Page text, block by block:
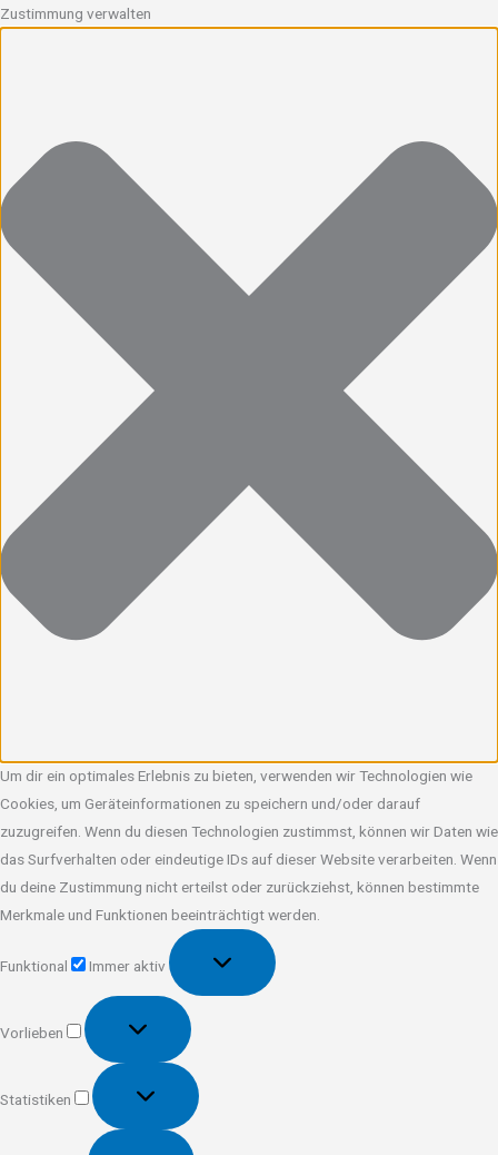
Zustimmung verwalten
Um dir ein optimales Erlebnis zu bieten, verwenden wir Technologien wie
Cookies, um Geräteinformationen zu speichern und/oder darauf
zuzugreifen. Wenn du diesen Technologien zustimmst, können wir Daten wie
das Surfverhalten oder eindeutige IDs auf dieser Website verarbeiten. Wenn
du deine Zustimmung nicht erteilst oder zurückziehst, können bestimmte
Merkmale und Funktionen beeinträchtigt werden.
Funktional
Immer aktiv
Vorlieben
Vorlieben
Statistiken
Statistiken
Marketing